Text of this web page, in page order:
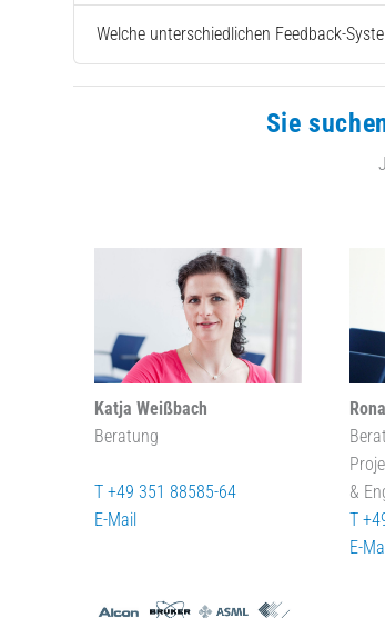
Welche unterschiedlichen Feedback-
Sie
Katja Weißbach
Beratung
T +49 351 88585-64
E-Mail
&
T
E-